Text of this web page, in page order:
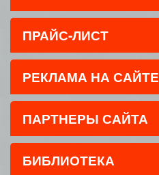
ПРАЙС-ЛИСТ
РЕКЛАМА НА САЙТЕ
ПАРТНЕРЫ САЙТА
БИБЛИОТЕКА